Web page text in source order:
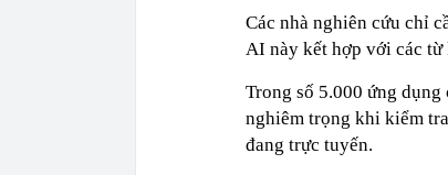
Các nhà nghiên cứu chỉ
AI này kết hợp với các
Trong số 5.000 ứng
nghiêm trọng khi kiểm
đang trực tuyến.